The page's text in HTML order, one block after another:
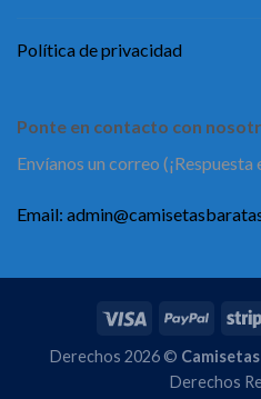
Política de privacidad
Ponte en contacto con
Envíanos un correo (¡Respuesta
Email:
Derechos 2026 ©
Derechos